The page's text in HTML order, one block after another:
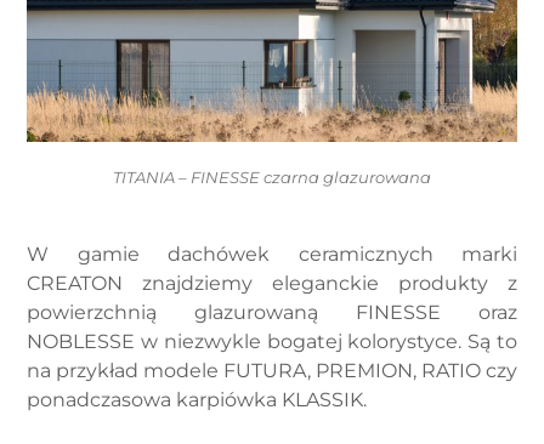
TITANIA – FINESSE czarna glazurowana
W gamie dachówek ceramicznych marki
CREATON znajdziemy eleganckie produkty z
powierzchnią glazurowaną FINESSE oraz
NOBLESSE w niezwykle bogatej kolorystyce. Są to
na przykład modele FUTURA, PREMION, RATIO czy
ponadczasowa karpiówka KLASSIK.